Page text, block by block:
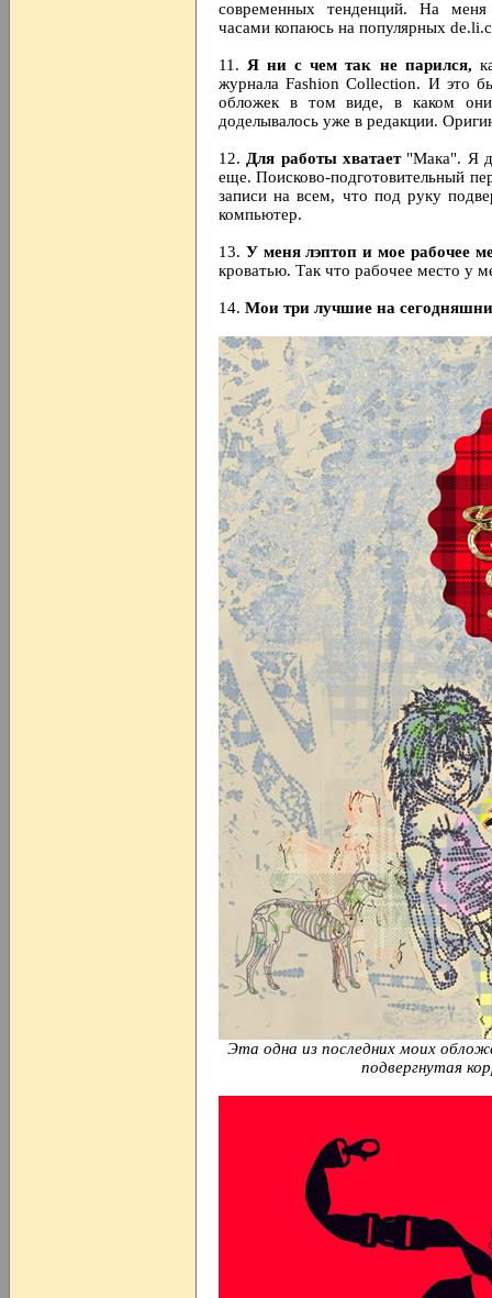
современных тенденций. На меня
часами копаюсь на популярных
11. Я ни с чем так не парился,
журнала Fashion Collection. И это
обложек в том виде, в каком
доделывалось уже в редакции.
12. Для работы хватает"Мака". Я
еще. Поисково-подготовительный
записи на всем, что под руку
компьютер.
13. У меня лэптоп и мое рабочее
кроватью. Так что рабочее место у
14. Мои три лучшие на
Эта одна из последних моих
подвергнутая